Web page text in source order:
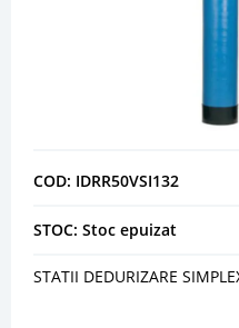
COD: IDRR50VSI132
STOC: Stoc epuizat
STATII DEDURIZARE